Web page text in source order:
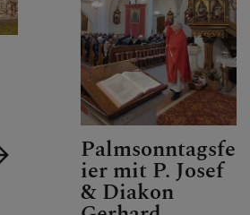
Palmsonntagsfe
ier mit P. Josef
& Diakon